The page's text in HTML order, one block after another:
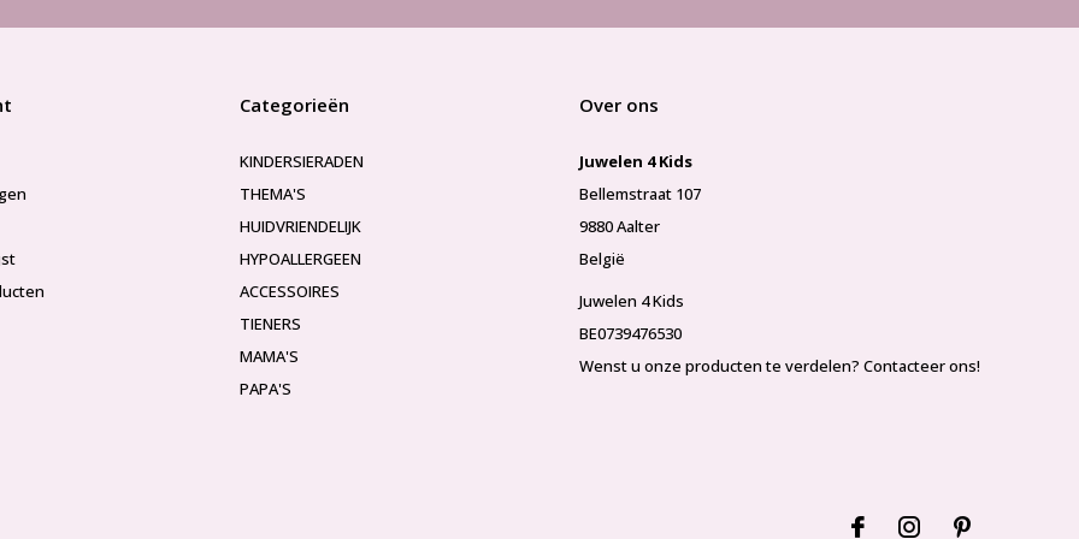
Categorieën
KINDERSIERADEN
THEMA'S
HUIDVRIENDELIJK
HYPOALLERGEEN
ACCESSOIRES
TIENERS
MAMA'S
PAPA'S
Over ons
Juwelen 4 Kids
Bellemstraat 107
9880 Aalter
België
Juwelen 4 Kids
BE0739476530
Wenst u onze producten te verdelen? Contacteer ons!